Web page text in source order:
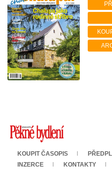
KOUPIT ČASOPIS
INZERCE
KONTAKTY